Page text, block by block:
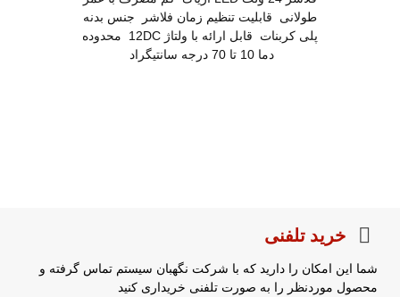
طولانی قابلیت تنظیم زمان فلاشر جنس بدنه
پلی کربنات قابل ارائه با ولتاژ 12DC محدوده
دما 10 تا 70 درجه سانتیگراد
خرید تلفنی
شما این امکان را دارید که با شرکت نگهبان سیستم تماس گرفته و
محصول موردنظر را به صورت تلفنی خریداری کنید